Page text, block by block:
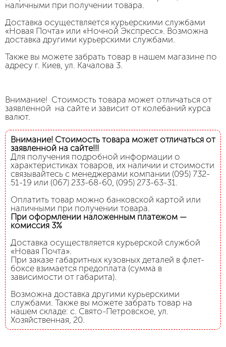
наличными при получении товара.
Доставка осуществляется курьерскими службами
«Новая Почта» или «Ночной Экспресс». Возможна
доставка другими курьерскими службами.
Также вы можете забрать товар в нашем магазине по
адресу г. Киев, ул. Качалова 3.
Внимание! Стоимость товара может отличаться от
заявленной на сайте и зависит от колебаний курса
валют.
Внимание! Стоимость товара может отличаться от
заявленной на сайте!!!
Для получения подробной информации о
характеристиках товаров, их наличии и стоимости
связывайтесь с менеджерами компании (095) 732-
51-19 или (067) 233-68-60, (095) 273-63-31.
Оплатить товар можно банковской картой или
наличными при получении товара.
При оформлении наложенным платежом —
комиссия 3%
Доставка осуществляется курьерской службой
«Новая Почта».
При заказе габаритных кузовных деталей в флет-
боксе взимается предоплата (сумма в
зависимости от габарита).
Возможна доставка другими курьерскими
службами. Также вы можете забрать товар на
нашем складе: с. Свято-Петровское, ул.
Хозяйственная, 20.